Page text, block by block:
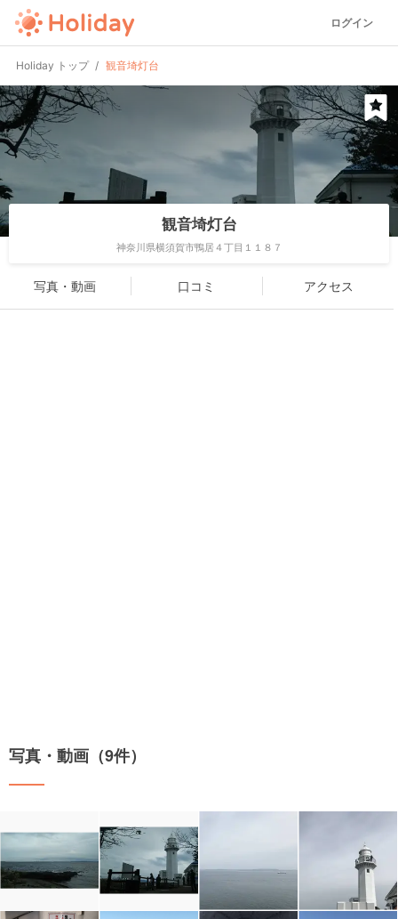
ログイン
Holiday トップ 観音埼灯台
観音埼灯台
神奈川県横須賀市鴨居４丁目１１８７
写真・動画 口コミ アクセス
写真・動画（9件）